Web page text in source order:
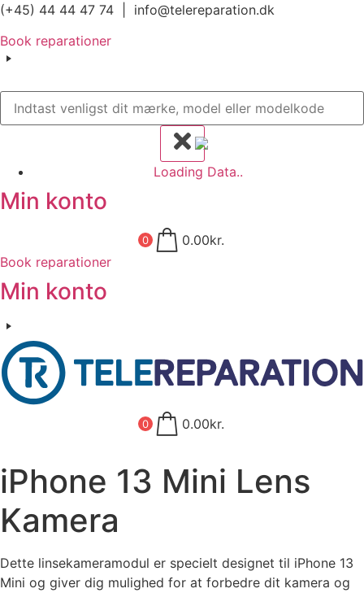
Videre
indhold
(+45) 44 44 47 74 | info@telereparation.dk
Book reparationer
Loading Data..
Min konto
0 0.00kr.
Book reparationer
Min konto
0 0.00kr.
iPhone 13 Mini Lens
Kamera
Dette linsekameramodul er specielt designet til iPhone 13
Mini og giver dig mulighed for at forbedre dit kamera og